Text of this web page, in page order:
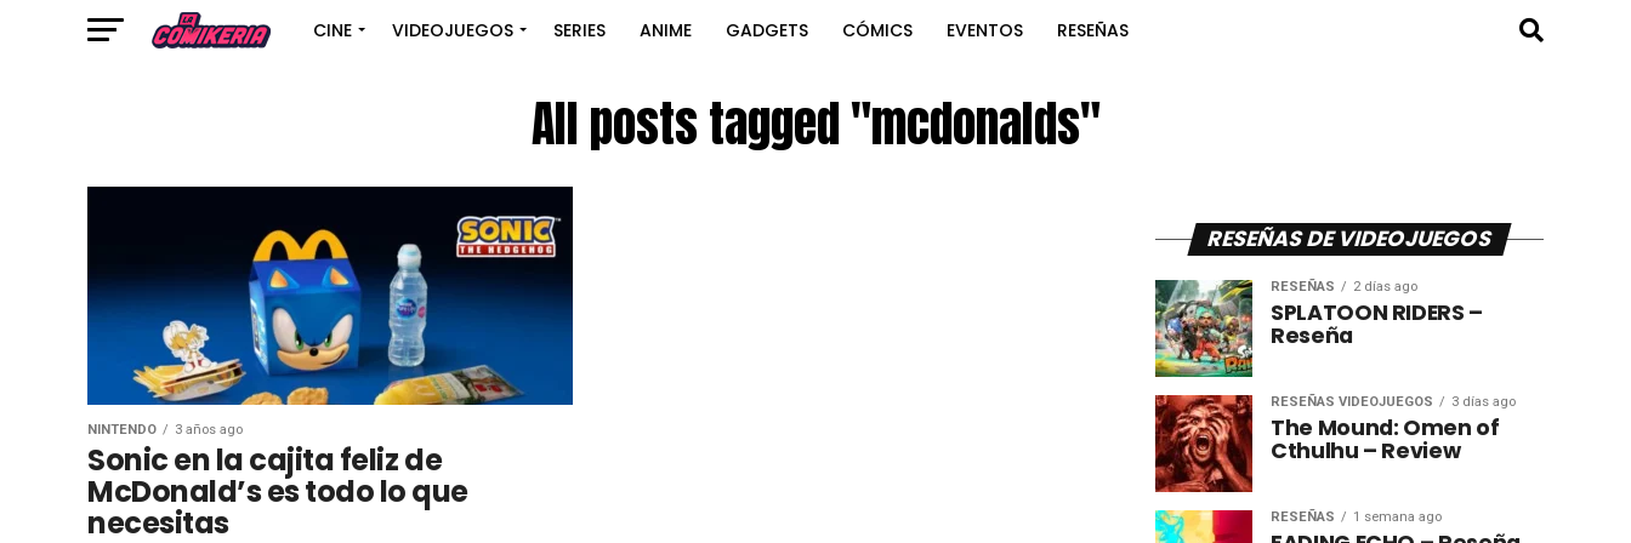
CINE VIDEOJUEGOS SERIES ANIME GADGETS CÓMICS EVENTOS RESEÑAS
All posts tagged "mcdonalds"
NINTENDO 3 años ago
Sonic en la cajita feliz de
McDonald’s es todo lo que
necesitas
RESEÑAS DE VIDEOJUEGOS
RESEÑAS 2 días ago
SPLATOON RIDERS –
Reseña
RESEÑAS VIDEOJUEGOS 3 días ago
The Mound: Omen of
Cthulhu – Review
RESEÑAS 1 semana ago